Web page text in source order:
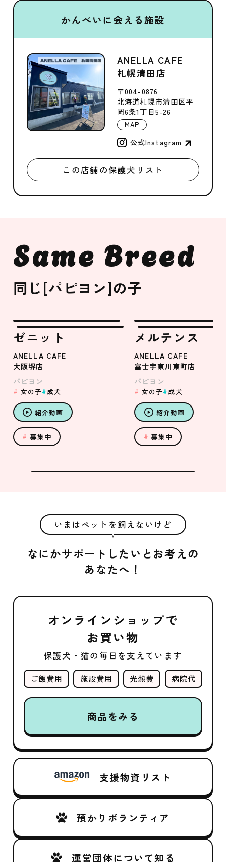
かんぺいに会える施設
ANELLA CAFE
札幌清田店
〒004-0876
北海道札幌市清田区平
岡6条1丁目5-26
MAP
公式Instagram
この店舗の保護犬リスト
Same Breed
同じ[パピヨン]の子
ゼニット
ANELLA CAFE
大阪堺店
パピヨン
女の子 成犬
紹介動画
募集中
メルテンス
ANELLA CAFE
富士宇東川東町店
パピヨン
女の子 成犬
紹介動画
募集中
いまはペットを飼えないけど
なにかサポートしたいとお考えの
あなたへ！
オンラインショップで
お買い物
保護犬・猫の毎日を支えています
ご飯費用 施設費用 光熱費 病院代
商品をみる
支援物資リスト
預かりボランティア
運営団体について知る